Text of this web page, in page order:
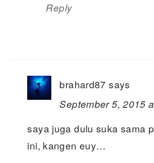
Reply
brahard87 says
September 5, 2015
saya juga dulu suka sama
ini, kangen euy…